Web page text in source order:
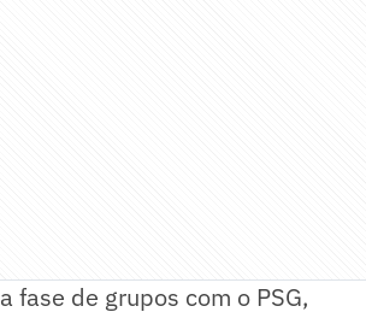
fase de grupos com o PSG,